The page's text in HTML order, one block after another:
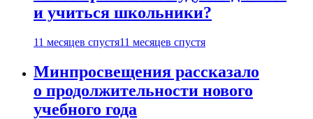
и учиться школьники?
11 месяцев спустя11 месяцев спустя
Минпросвещения рассказало
о продолжительности нового
учебного года